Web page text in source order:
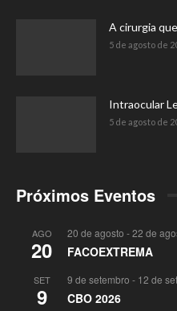
A cirurgia
5 de agosto de
Intraocular
5 de agosto de
Próximos Eventos
AGO
20
20 de agosto -22 de
FACOEXTREMA
SET
9
9 de setembro - 12 de
CBO 2026